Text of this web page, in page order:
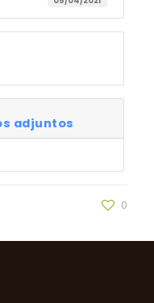
adjuntos
0